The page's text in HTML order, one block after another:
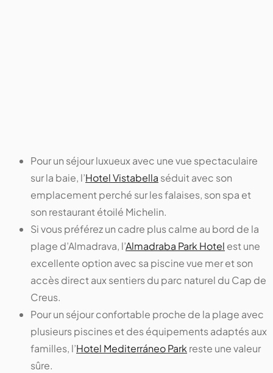
Pour un séjour luxueux avec une vue spectaculaire
sur la baie, l’Hotel Vistabella séduit avec son
emplacement perché sur les falaises, son spa et
son restaurant étoilé Michelin.
Si vous préférez un cadre plus calme au bord de la
plage d’Almadrava, l’Almadraba Park Hotel est une
excellente option avec sa piscine vue mer et son
accès direct aux sentiers du parc naturel du Cap de
Creus.
Pour un séjour confortable proche de la plage avec
plusieurs piscines et des équipements adaptés aux
familles, l’Hotel Mediterráneo Parkreste une valeur
sûre.